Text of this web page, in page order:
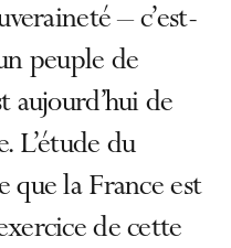
– c’est-
peuple de
aujourd’hui de
L’étude du
que la France est
de cette